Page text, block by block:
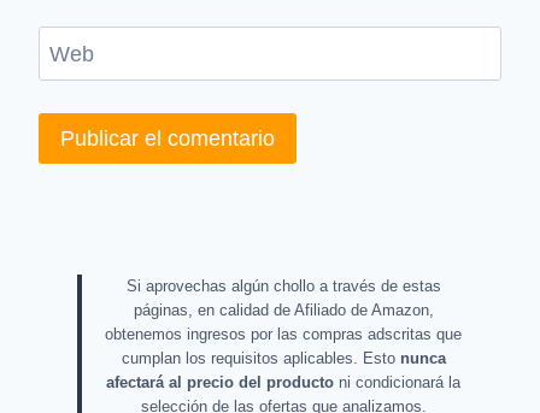
Web
Si aprovechas algún chollo a través de estas
páginas, en calidad de Afiliado de Amazon,
obtenemos ingresos por las compras adscritas que
cumplan los requisitos aplicables. Esto nunca
afectará al precio del producto ni condicionará la
selección de las ofertas que analizamos.